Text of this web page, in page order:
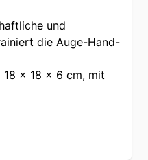
und
die Auge-Hand-
18 x 18 x 6 cm, mit